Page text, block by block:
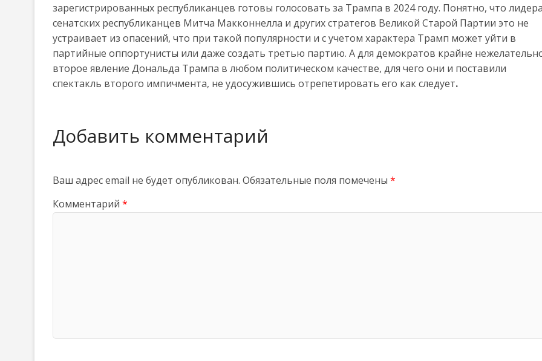
зарегистрированных республиканцев готовы голосовать за Трампа в 2024 году. Понятно, что лидера
сенатских республиканцев Митча Макконнелла и других стратегов Великой Старой Партии это не
устраивает из опасений, что при такой популярности и с учетом характера Трамп может уйти в
партийные оппортунисты или даже создать третью партию. А для демократов крайне
второе явление Дональда Трампа в любом политическом качестве, для чего они и поставили
спектакль второго импичмента, не удосужившись отрепетировать его как следует.
Добавить комментарий
Ваш адрес email не будет опубликован. Обязательные поля помечены *
Комментарий *